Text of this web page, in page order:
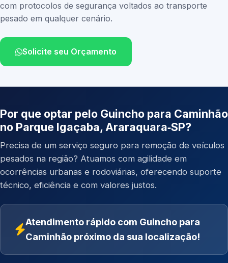
com protocolos de segurança voltados ao transporte
pesado em qualquer cenário.
Solicite seu Orçamento
Por que optar pelo Guincho para Caminhão
no Parque Igaçaba, Araraquara‑SP?
Precisa de um serviço seguro para remoção de veículos
pesados na região? Atuamos com agilidade em
ocorrências urbanas e rodoviárias, oferecendo suporte
técnico, eficiência e com valores justos.
Atendimento rápido com Guincho para
Caminhão próximo da sua localização!